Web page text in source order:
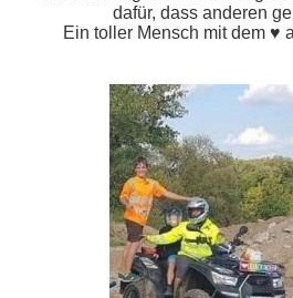
dafür, dass anderen
Ein toller Mensch mit dem ♥️